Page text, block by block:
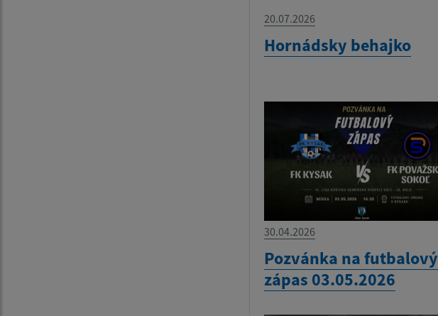
20.07.2026
Hornádsky behajko
30.04.2026
Pozvánka na futbalový
zápas 03.05.2026